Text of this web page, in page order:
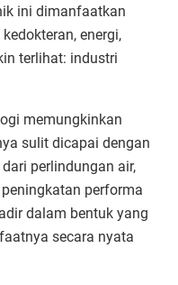
ini dimanfaatkan
kedokteran, energi,
terlihat: industri
memungkinkan
sulit dicapai dengan
dari perlindungan air,
peningkatan performa
dalam bentuk yang
secara nyata